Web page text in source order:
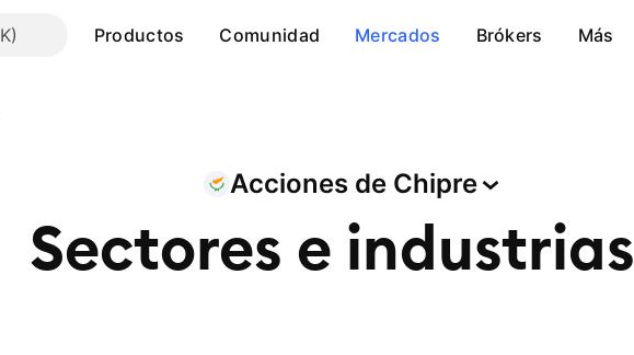
Productos Comunidad Mercados Brókers Más
Acciones de Chipre
Sectores e industrias